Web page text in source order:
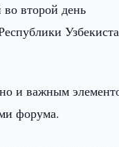
второй день
и важным
форума.